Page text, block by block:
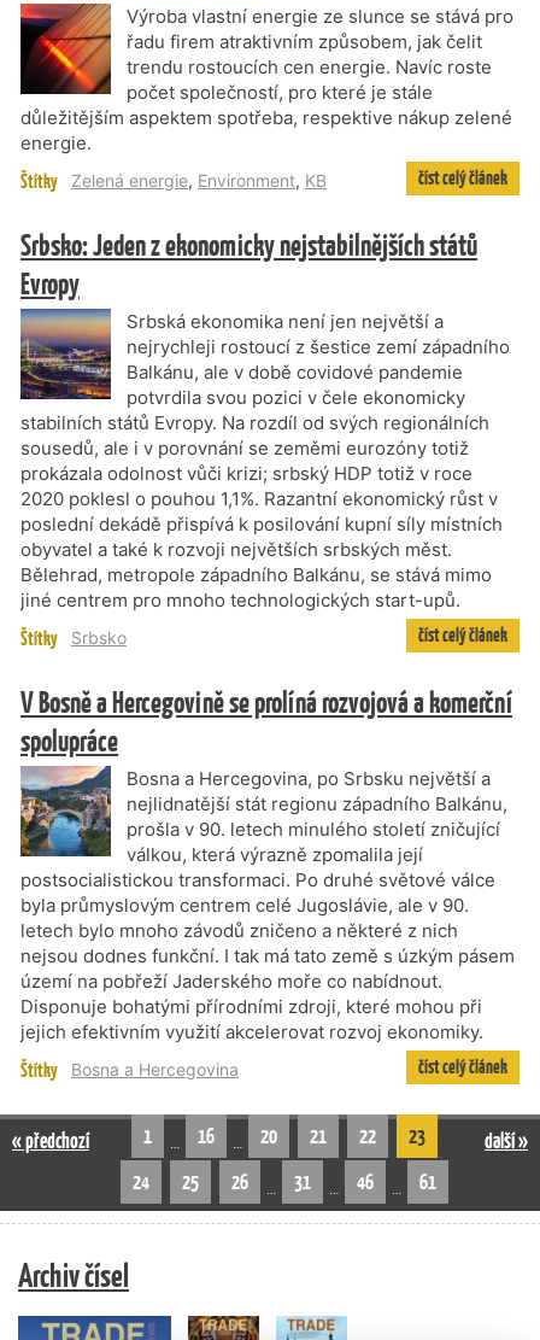
Výroba vlastní energie ze slunce se stává pro
řadu firem atraktivním způsobem, jak čelit
trendu rostoucích cen energie. Navíc roste
počet společností, pro které je stále
důležitějším aspektem spotřeba, respektive nákup zelené
energie.
Štítky Zelená energie, Environment, KB číst celý článek
Srbsko: Jeden z ekonomicky nejstabilnějších států
Evropy
Srbská ekonomika není jen největší a
nejrychleji rostoucí z šestice zemí západního
Balkánu, ale v době covidové pandemie
potvrdila svou pozici v čele ekonomicky
stabilních států Evropy. Na rozdíl od svých regionálních
sousedů, ale i v porovnání se zeměmi eurozóny totiž
prokázala odolnost vůči krizi; srbský HDP totiž v roce
2020 poklesl o pouhou 1,1%. Razantní ekonomický růst v
poslední dekádě přispívá k posilování kupní síly místních
obyvatel a také k rozvoji největších srbských měst.
Bělehrad, metropole západního Balkánu, se stává mimo
jiné centrem pro mnoho technologických start-upů.
Štítky Srbsko číst celý článek
V Bosně a Hercegovině se prolíná rozvojová a komerční
spolupráce
Bosna a Hercegovina, po Srbsku největší a
nejlidnatější stát regionu západního Balkánu,
prošla v 90. letech minulého století zničující
válkou, která výrazně zpomalila její
postsocialistickou transformaci. Po druhé světové válce
byla průmyslovým centrem celé Jugoslávie, ale v 90.
letech bylo mnoho závodů zničeno a některé z nich
nejsou dodnes funkční. I tak má tato země s úzkým pásem
území na pobřeží Jaderského moře co nabídnout.
Disponuje bohatými přírodními zdroji, které mohou při
jejich efektivním využití akcelerovat rozvoj ekonomiky.
Štítky Bosna a Hercegovina číst celý článek
« předchozí 1 … 16 … 20 21 22
23
24
25 26 … 31 … 46 … 61
další »
Archiv čísel